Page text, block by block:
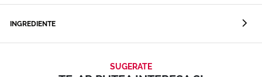
INGREDIENTE
SUGERATE